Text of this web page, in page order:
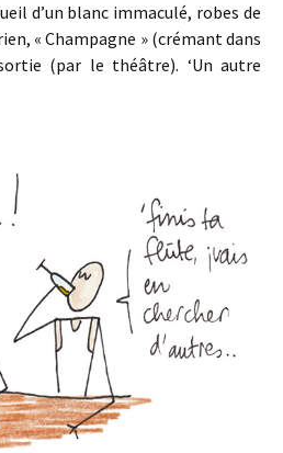
d’un blanc immaculé, robes de
« Champagne » (crémant dans
(par le théâtre). ‘Un autre